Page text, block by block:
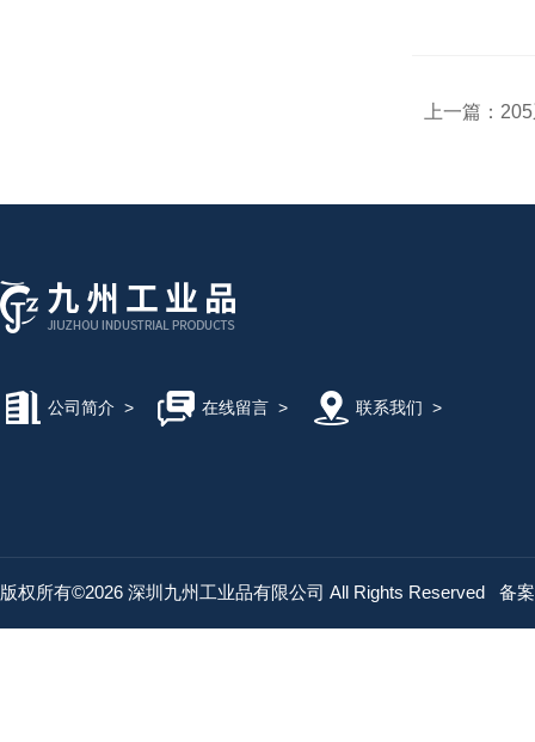
上一篇：
公司简介 > 在线留言> 联系我们 >
版权所有©2026 深圳九州工业品有限公司 All Rights Reserved 备